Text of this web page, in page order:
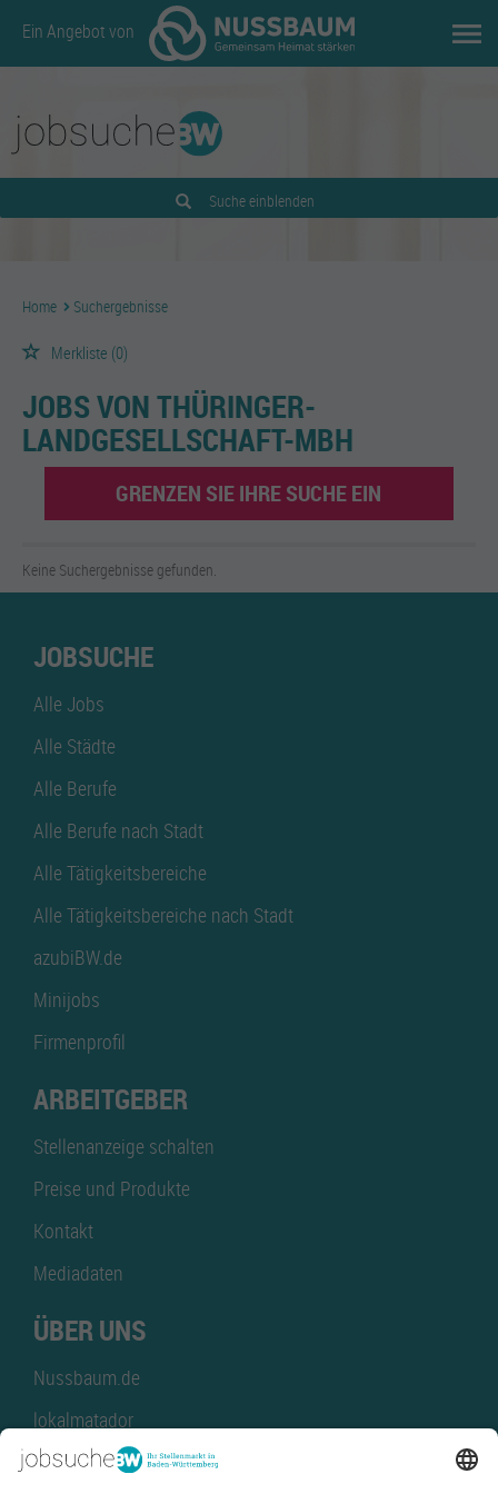
Ein Angebot von
Suche einblenden
Home Suchergebnisse
Merkliste (0)
JOBS VON THÜRINGER-
LANDGESELLSCHAFT-MBH
GRENZEN SIE IHRE SUCHE EIN
Keine Suchergebnisse gefunden.
JOBSUCHE
Alle Jobs
Alle Städte
Alle Berufe
Alle Berufe nach Stadt
Alle Tätigkeitsbereiche
Alle Tätigkeitsbereiche nach Stadt
azubiBW.de
Minijobs
Firmenprofil
ARBEITGEBER
Stellenanzeige schalten
Preise und Produkte
Kontakt
Mediadaten
ÜBER UNS
Nussbaum.de
lokalmatador
kaufinBW